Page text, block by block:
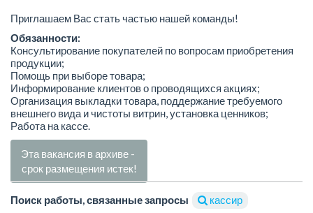
Приглашаем Вас стать частью нашей команды!
Обязанности:
Консультирование покупателей по вопросам приобретения
продукции;
Помощь при выборе товара;
Информирование клиентов о проводящихся акциях;
Организация выкладки товара, поддержание требуемого
внешнего вида и чистоты витрин, установка ценников;
Работа на кассе.
Эта вакансия в архиве -
срок размещения истек!
Поиск работы, связанные запросы
кассир